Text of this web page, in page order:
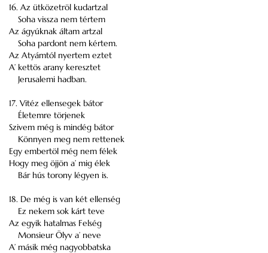
16. Az ütközetröl kudartzal
Soha vissza nem tértem
Az ágyúknak áltam artzal
Soha pardont nem kértem.
Az Atyámtól nyertem eztet
A’ kettös arany keresztet
Jerusalemi hadban.
17. Vitéz ellensegek bátor
Életemre törjenek
Szivem még is mindég bátor
Könnyen meg nem rettenek
Egy embertöl még nem félek
Hogy meg öjjön a’ mig élek
Bár hús torony légyen is.
18. De még is van két ellenség
Ez nekem sok kárt teve
Az egyik hatalmas Felség
Monsieur Ölyv a’ neve
A’ másik még nagyobbatska